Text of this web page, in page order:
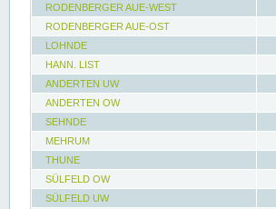
RODENBERGER AUE-WEST
RODENBERGER AUE-OST
LOHNDE
HANN. LIST
ANDERTEN UW
ANDERTEN OW
SEHNDE
MEHRUM
THUNE
SÜLFELD OW
SÜLFELD UW